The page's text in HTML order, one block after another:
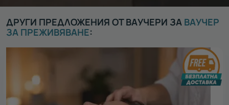
ДРУГИ ПРЕДЛОЖЕНИЯ ОТ ВАУЧЕРИ ЗА ВАУЧЕР
ЗА ПРЕЖИВЯВАНЕ: